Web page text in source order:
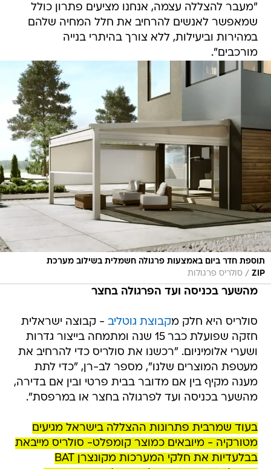
"מעבר להצללה עצמה, אנחנו מציעים פתרון כולל
שמאפשר לאנשים להרחיב את חלל המחיה שלהם
במהירות וביעילות, ללא צורך בהיתרי בנייה
מורכבים".
תוספת חדר ביום באמצעות פרגולה חשמלית בשילוב מערכת
ZIP
/ סולריס פרגולות
מהשער בכניסה ועד הפרגולה בחצר
סולריס היא חלק מקבוצת גוטליב - קבוצה ישראלית
חזקה שפועלת כבר 15 שנה ומתמחה בייצור גדרות
ושערי אלומיניום. "רכשנו את סולריס כדי להרחיב את
מעטפת המוצרים שלנו", מספר לב-רן, "כדי לתת
מענה מקיף בין אם מדובר בבית פרטי ובין אם בדירה,
מהשער בכניסה ועד לפרגולה בחצר או במרפסת".
בעוד שמרבית פתרונות ההצללה בישראל מגיעים
מטורקיה - מיובאים כמוצר קומפלט- סולריס מייבאת
בבלעדיות את חלקי המערכות מקונצרן BAT